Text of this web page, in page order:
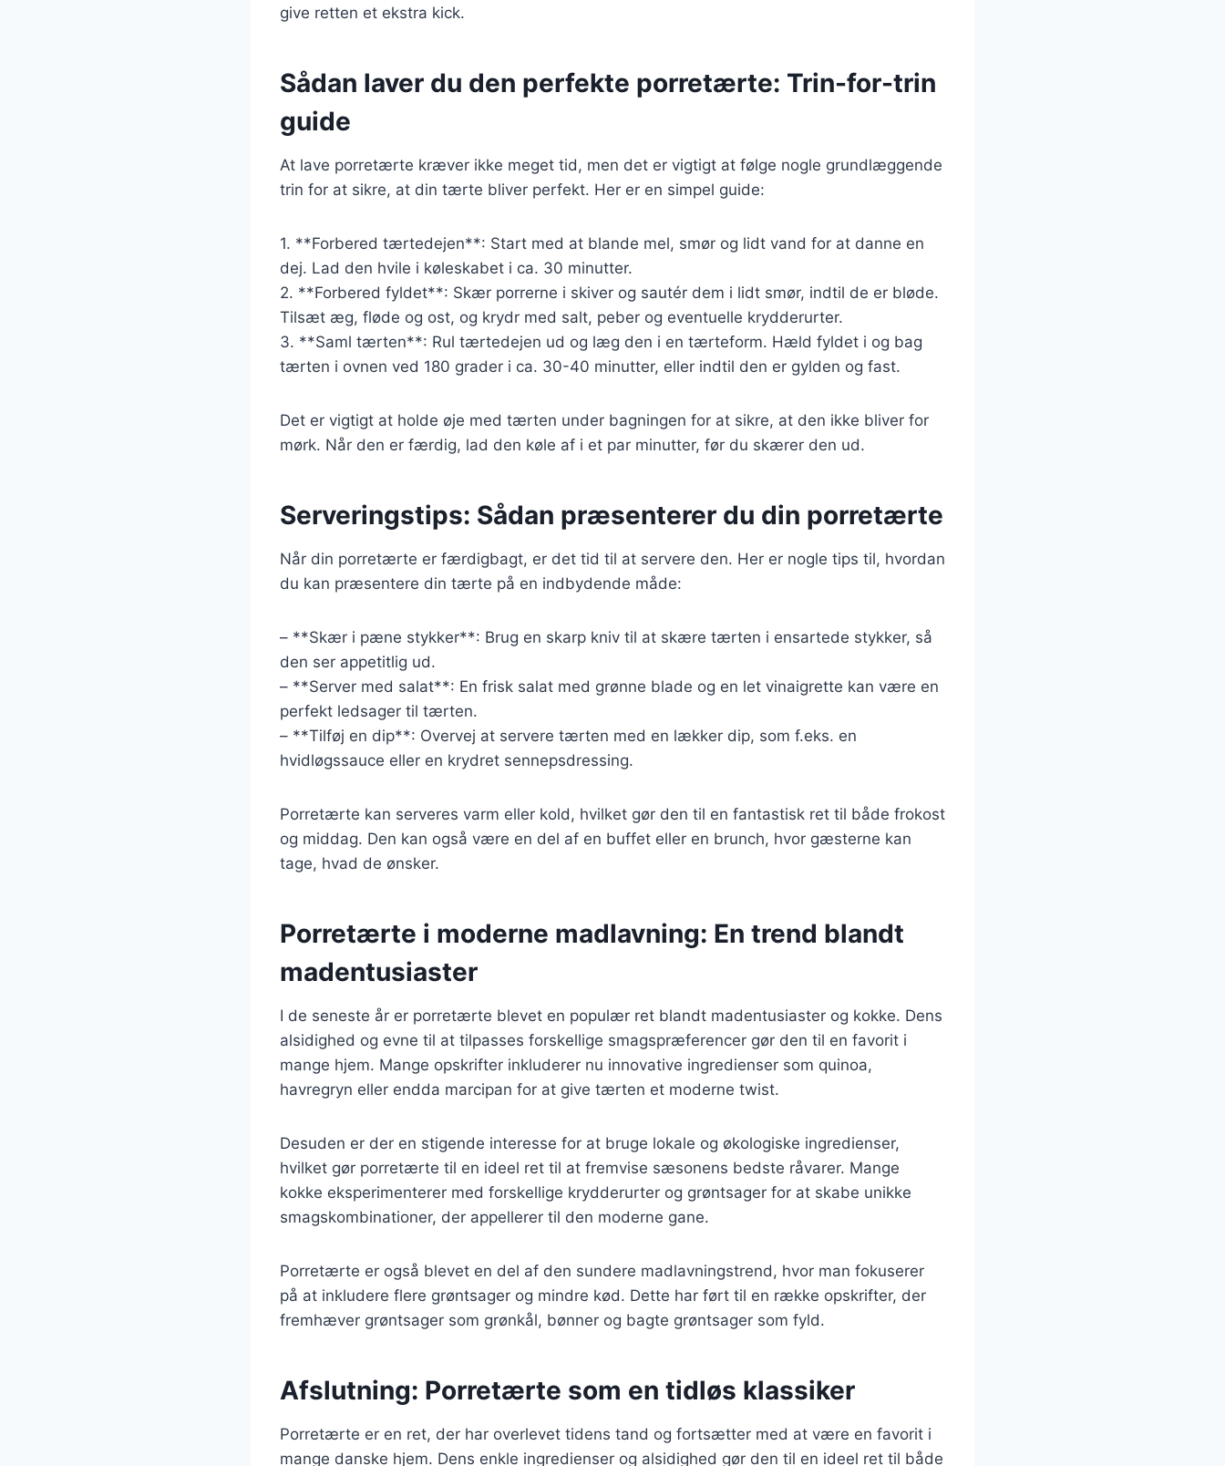
give retten et ekstra kick.
Sådan laver du den perfekte porretærte: Trin-for-trin
guide
At lave porretærte kræver ikke meget tid, men det er vigtigt at følge nogle grundlæggende
trin for at sikre, at din tærte bliver perfekt. Her er en simpel guide:
1. **Forbered tærtedejen**: Start med at blande mel, smør og lidt vand for at danne en
dej. Lad den hvile i køleskabet i ca. 30 minutter.
2. **Forbered fyldet**: Skær porrerne i skiver og sautér dem i lidt smør, indtil de er bløde.
Tilsæt æg, fløde og ost, og krydr med salt, peber og eventuelle krydderurter.
3. **Saml tærten**: Rul tærtedejen ud og læg den i en tærteform. Hæld fyldet i og bag
tærten i ovnen ved 180 grader i ca. 30-40 minutter, eller indtil den er gylden og fast.
Det er vigtigt at holde øje med tærten under bagningen for at sikre, at den ikke bliver for
mørk. Når den er færdig, lad den køle af i et par minutter, før du skærer den ud.
Serveringstips: Sådan præsenterer du din porretærte
Når din porretærte er færdigbagt, er det tid til at servere den. Her er nogle tips til, hvordan
du kan præsentere din tærte på en indbydende måde:
– **Skær i pæne stykker**: Brug en skarp kniv til at skære tærten i ensartede stykker, så
den ser appetitlig ud.
– **Server med salat**: En frisk salat med grønne blade og en let vinaigrette kan være en
perfekt ledsager til tærten.
– **Tilføj en dip**: Overvej at servere tærten med en lækker dip, som f.eks. en
hvidløgssauce eller en krydret sennepsdressing.
Porretærte kan serveres varm eller kold, hvilket gør den til en fantastisk ret til både frokost
og middag. Den kan også være en del af en buffet eller en brunch, hvor gæsterne kan
tage, hvad de ønsker.
Porretærte i moderne madlavning: En trend blandt
madentusiaster
I de seneste år er porretærte blevet en populær ret blandt madentusiaster og kokke. Dens
alsidighed og evne til at tilpasses forskellige smagspræferencer gør den til en favorit i
mange hjem. Mange opskrifter inkluderer nu innovative ingredienser som quinoa,
havregryn eller endda marcipan for at give tærten et moderne twist.
Desuden er der en stigende interesse for at bruge lokale og økologiske ingredienser,
hvilket gør porretærte til en ideel ret til at fremvise sæsonens bedste råvarer. Mange
kokke eksperimenterer med forskellige krydderurter og grøntsager for at skabe unikke
smagskombinationer, der appellerer til den moderne gane.
Porretærte er også blevet en del af den sundere madlavningstrend, hvor man fokuserer
på at inkludere flere grøntsager og mindre kød. Dette har ført til en række opskrifter, der
fremhæver grøntsager som grønkål, bønner og bagte grøntsager som fyld.
Afslutning: Porretærte som en tidløs klassiker
Porretærte er en ret, der har overlevet tidens tand og fortsætter med at være en favorit i
mange danske hjem. Dens enkle ingredienser og alsidighed gør den til en ideel ret til både